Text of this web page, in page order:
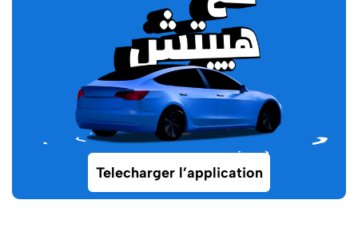
Telecharger l’application